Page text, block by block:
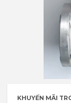
KHUYẾN MÃI